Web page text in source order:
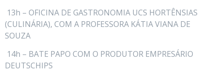
13h – OFICINA DE GASTRONOMIA UCS HORTÊNSIAS
(CULINÁRIA), COM A PROFESSORA KÁTIA VIANA DE
SOUZA
14h – BATE PAPO COM O PRODUTOR EMPRESÁRIO
DEUTSCHIPS